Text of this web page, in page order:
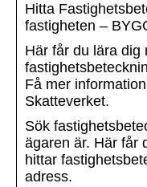
Hitta
fastigheten –
Här får du lära dig
Få mer
Skatteverket.
Sök
ägaren är. Här får
hittar
adress.